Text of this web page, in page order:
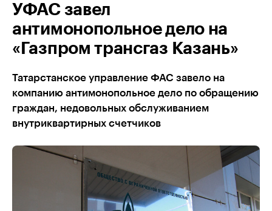
УФАС завел
антимонопольное дело на
«Газпром трансгаз Казань»
Татарстанское управление ФАС завело на
компанию антимонопольное дело по обращению
граждан, недовольных обслуживанием
внутриквартирных счетчиков